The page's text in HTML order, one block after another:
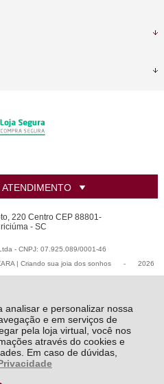
analisar e personalizar nossa
e em serviços de
pela loja virtual, você nos
através do cookies e
Em caso de dúvidas,
220 Centro CEP 88801-
- SC
- CNPJ: 07.925.089/0001-46
| Criando sua joia dos sonhos - 2026